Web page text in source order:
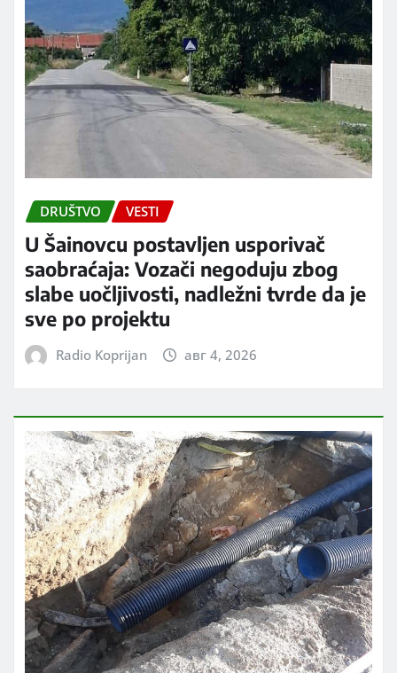
DRUŠTVO VESTI
U Šainovcu postavljen usporivač
saobraćaja: Vozači negoduju zbog
slabe uočljivosti, nadležni tvrde da je
sve po projektu
Radio Koprijan авг 4, 2026